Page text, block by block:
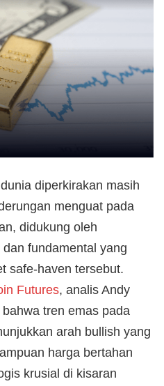
diperkirakan masih
menguat pada
didukung oleh
fundamental yang
safe-haven tersebut.
Futures, analis Andy
tren emas pada
arah bullish yang
harga bertahan
krusial di kisaran